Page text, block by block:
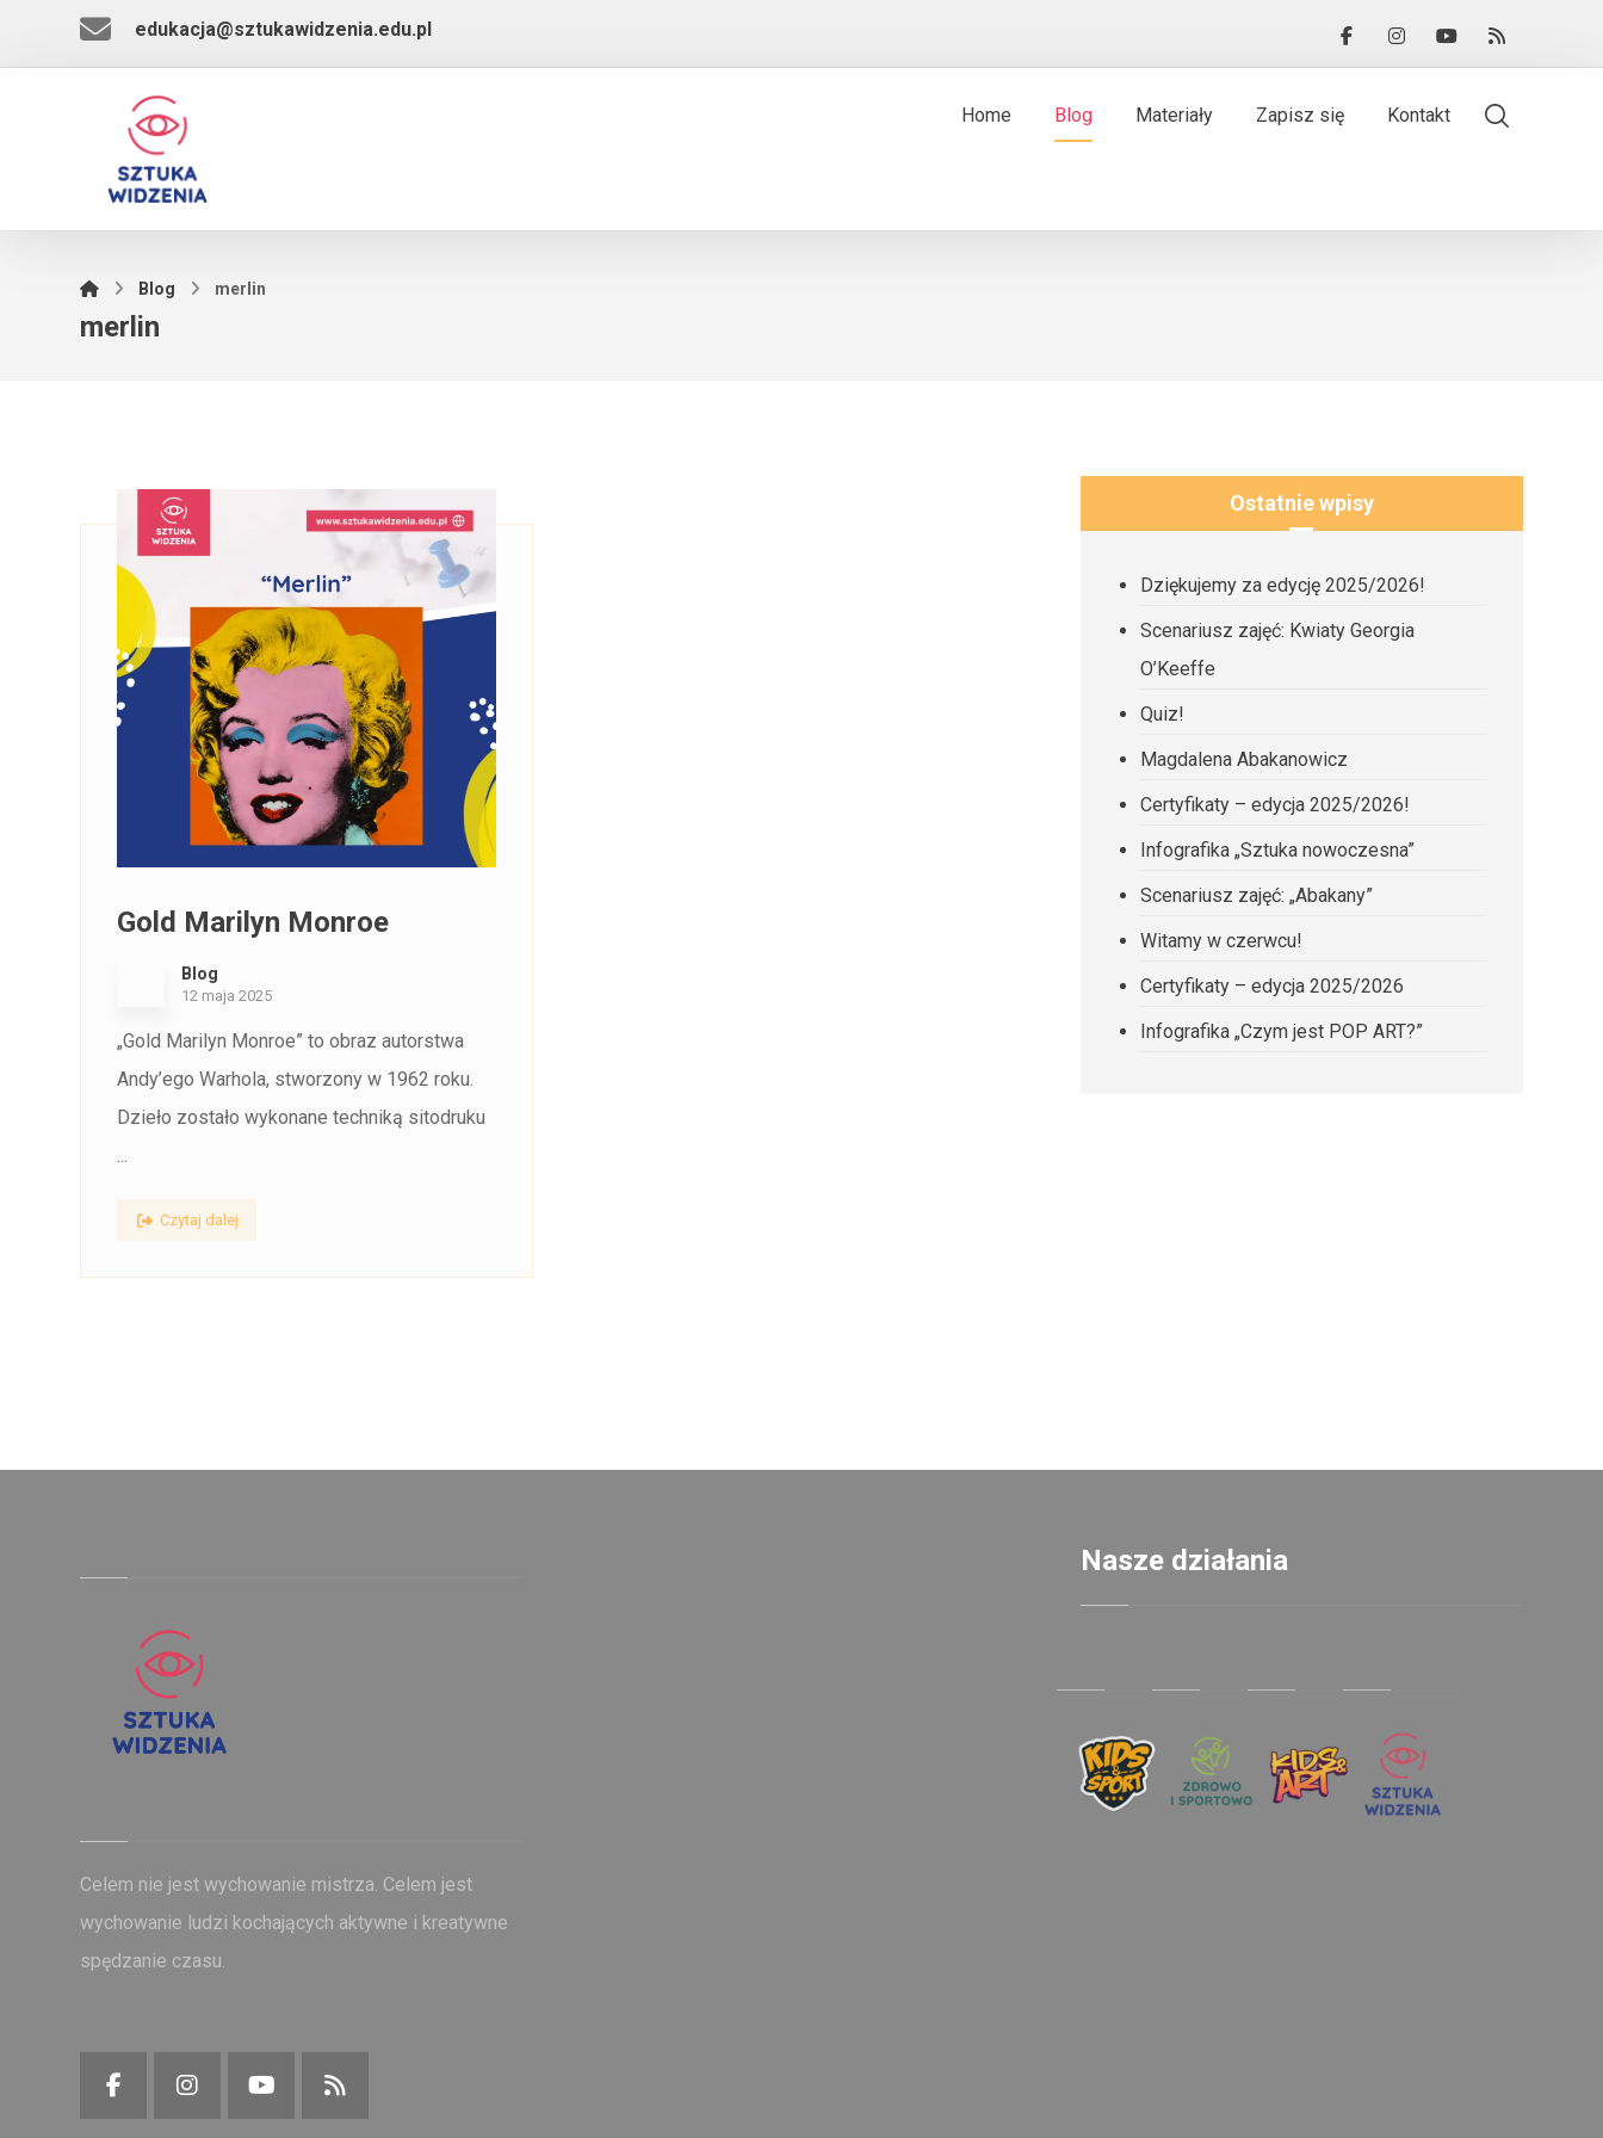
edukacja@sztukawidzenia.edu.pl
Home Blog Materiały Zapisz się Kontakt
Blog merlin
merlin
Gold Marilyn Monroe
Blog
12 maja 2025
„Gold Marilyn Monroe” to obraz autorstwa
Andy’ego Warhola, stworzony w 1962 roku.
Dzieło zostało wykonane techniką sitodruku
...
Czytaj dalej
Ostatnie wpisy
Dziękujemy za edycję 2025/2026!
Scenariusz zajęć: Kwiaty Georgia
O’Keeffe
Quiz!
Magdalena Abakanowicz
Certyfikaty – edycja 2025/2026!
Infografika „Sztuka nowoczesna”
Scenariusz zajęć: „Abakany”
Witamy w czerwcu!
Certyfikaty – edycja 2025/2026
Infografika „Czym jest POP ART?”
Celem nie jest wychowanie mistrza. Celem jest
wychowanie ludzi kochających aktywne i kreatywne
spędzanie czasu.
Nasze działania